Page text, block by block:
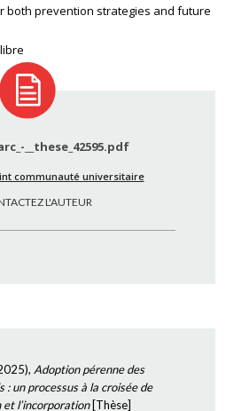
both prevention strategies and future
__these_42595.pdf
communauté universitaire
L'AUTEUR
), Adoption pérenne des
un processus à la croisée de
et l’incorporation[Thèse]